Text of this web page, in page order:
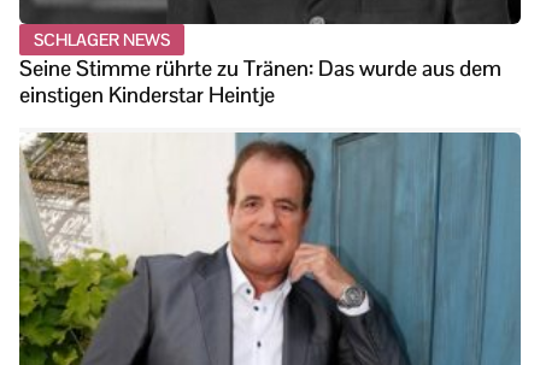
SCHLAGER NEWS
Seine Stimme rührte zu Tränen: Das wurde aus dem
einstigen Kinderstar Heintje